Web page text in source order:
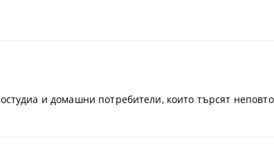
и домашни потребители, които търсят